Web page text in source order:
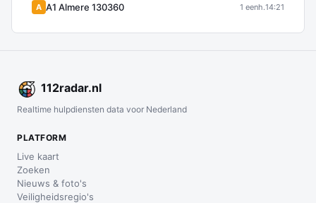
A A1 Almere 130360 1 eenh.14:21
112radar.nl
Realtime hulpdiensten data voor Nederland
PLATFORM
Live kaart
Zoeken
Nieuws & foto's
Veiligheidsregio's